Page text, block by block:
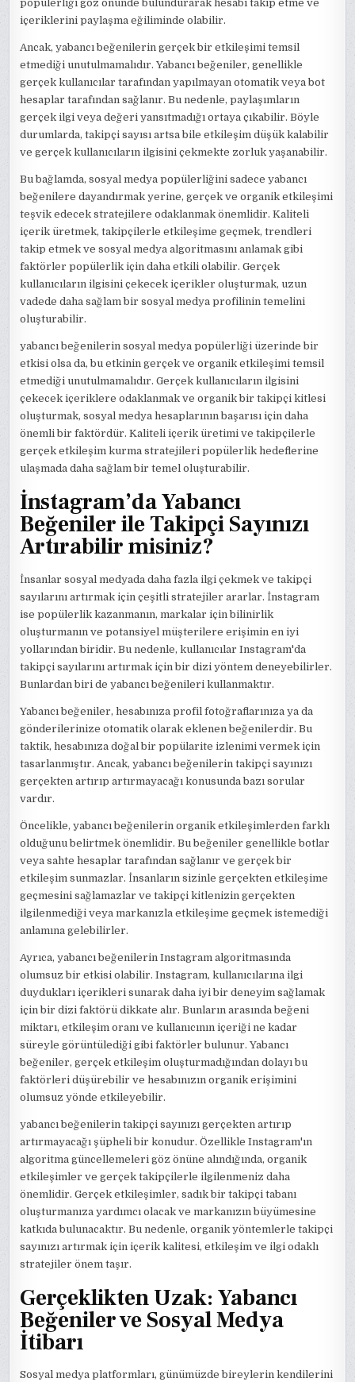
popülerliği göz önünde bulundurarak hesabı takip etme ve
içeriklerini paylaşma eğiliminde olabilir.
Ancak, yabancı beğenilerin gerçek bir etkileşimi temsil
etmediği unutulmamalıdır. Yabancı beğeniler, genellikle
gerçek kullanıcılar tarafından yapılmayan otomatik veya bot
hesaplar tarafından sağlanır. Bu nedenle, paylaşımların
gerçek ilgi veya değeri yansıtmadığı ortaya çıkabilir. Böyle
durumlarda, takipçi sayısı artsa bile etkileşim düşük kalabilir
ve gerçek kullanıcıların ilgisini çekmekte zorluk yaşanabilir.
Bu bağlamda, sosyal medya popülerliğini sadece yabancı
beğenilere dayandırmak yerine, gerçek ve organik etkileşimi
teşvik edecek stratejilere odaklanmak önemlidir. Kaliteli
içerik üretmek, takipçilerle etkileşime geçmek, trendleri
takip etmek ve sosyal medya algoritmasını anlamak gibi
faktörler popülerlik için daha etkili olabilir. Gerçek
kullanıcıların ilgisini çekecek içerikler oluşturmak, uzun
vadede daha sağlam bir sosyal medya profilinin temelini
oluşturabilir.
yabancı beğenilerin sosyal medya popülerliği üzerinde bir
etkisi olsa da, bu etkinin gerçek ve organik etkileşimi temsil
etmediği unutulmamalıdır. Gerçek kullanıcıların ilgisini
çekecek içeriklere odaklanmak ve organik bir takipçi kitlesi
oluşturmak, sosyal medya hesaplarının başarısı için daha
önemli bir faktördür. Kaliteli içerik üretimi ve takipçilerle
gerçek etkileşim kurma stratejileri popülerlik hedeflerine
ulaşmada daha sağlam bir temel oluşturabilir.
İnstagram’da Yabancı
Beğeniler ile Takipçi Sayınızı
Artırabilir misiniz?
İnsanlar sosyal medyada daha fazla ilgi çekmek ve takipçi
sayılarını artırmak için çeşitli stratejiler ararlar. İnstagram
ise popülerlik kazanmanın, markalar için bilinirlik
oluşturmanın ve potansiyel müşterilere erişimin en iyi
yollarından biridir. Bu nedenle, kullanıcılar Instagram'da
takipçi sayılarını artırmak için bir dizi yöntem deneyebilirler.
Bunlardan biri de yabancı beğenileri kullanmaktır.
Yabancı beğeniler, hesabınıza profil fotoğraflarınıza ya da
gönderilerinize otomatik olarak eklenen beğenilerdir. Bu
taktik, hesabınıza doğal bir popülarite izlenimi vermek için
tasarlanmıştır. Ancak, yabancı beğenilerin takipçi sayınızı
gerçekten artırıp artırmayacağı konusunda bazı sorular
vardır.
Öncelikle, yabancı beğenilerin organik etkileşimlerden farklı
olduğunu belirtmek önemlidir. Bu beğeniler genellikle botlar
veya sahte hesaplar tarafından sağlanır ve gerçek bir
etkileşim sunmazlar. İnsanların sizinle gerçekten etkileşime
geçmesini sağlamazlar ve takipçi kitlenizin gerçekten
ilgilenmediği veya markanızla etkileşime geçmek istemediği
anlamına gelebilirler.
Ayrıca, yabancı beğenilerin Instagram algoritmasında
olumsuz bir etkisi olabilir. Instagram, kullanıcılarına ilgi
duydukları içerikleri sunarak daha iyi bir deneyim sağlamak
için bir dizi faktörü dikkate alır. Bunların arasında beğeni
miktarı, etkileşim oranı ve kullanıcının içeriği ne kadar
süreyle görüntülediği gibi faktörler bulunur. Yabancı
beğeniler, gerçek etkileşim oluşturmadığından dolayı bu
faktörleri düşürebilir ve hesabınızın organik erişimini
olumsuz yönde etkileyebilir.
yabancı beğenilerin takipçi sayınızı gerçekten artırıp
artırmayacağı şüpheli bir konudur. Özellikle Instagram'ın
algoritma güncellemeleri göz önüne alındığında, organik
etkileşimler ve gerçek takipçilerle ilgilenmeniz daha
önemlidir. Gerçek etkileşimler, sadık bir takipçi tabanı
oluşturmanıza yardımcı olacak ve markanızın büyümesine
katkıda bulunacaktır. Bu nedenle, organik yöntemlerle takipçi
sayınızı artırmak için içerik kalitesi, etkileşim ve ilgi odaklı
stratejiler önem taşır.
Gerçeklikten Uzak: Yabancı
Beğeniler ve Sosyal Medya
İtibarı
Sosyal medya platformları, günümüzde bireylerin kendilerini